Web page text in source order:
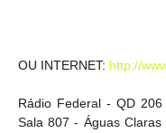
OU INTERNET: http://
Rádio Federal - QD
Sala 807 - Águas